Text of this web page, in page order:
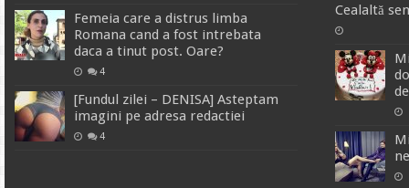
Femeia care a distrus limba
Romana cand a fost intrebata
daca a tinut post. Oare?
4
[Fundul zilei – DENISA] Asteptam
imagini pe adresa redactiei
4
Cealaltă